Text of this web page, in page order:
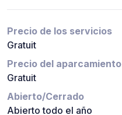
Precio de los servicios
Gratuit
Precio del aparcamiento
Gratuit
Abierto/Cerrado
Abierto todo el año